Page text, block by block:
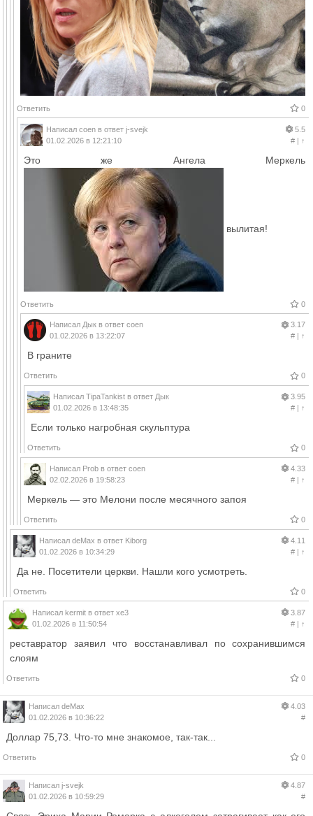
Ответить 0
Написал coen в ответ j-svejk
01.02.2026 в 12:21:10
5.5
#| ↑
Это же Ангела Меркель
вылитая!
Ответить 0
Написал Дык в ответ coen
01.02.2026 в 13:22:07
3.17
#| ↑
В граните
Ответить 0
Написал TipaTankist в ответ Дык
01.02.2026 в 13:48:35
3.95
#| ↑
Если только нагробная скульптура
Ответить 0
Написал Prob в ответ coen
02.02.2026 в 19:58:23
4.33
#| ↑
Меркель — это Мелони после месячного запоя
Ответить 0
Написал deMax в ответ Kiborg
01.02.2026 в 10:34:29
4.11
#| ↑
Да не. Посетители церкви. Нашли кого усмотреть.
Ответить 0
Написал kermit в ответ xe3
01.02.2026 в 11:50:54
3.87
#| ↑
реставратор заявил что восстанавливал по сохранившимся
слоям
Ответить 0
Написал deMax
01.02.2026 в 10:36:22
4.03
#
Доллар 75,73. Что-то мне знакомое, так-так...
Ответить 0
Написал j-svejk
01.02.2026 в 10:59:29
4.87
#